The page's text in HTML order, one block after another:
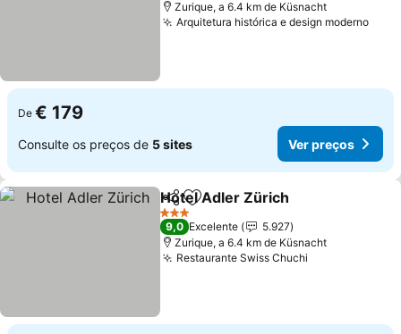
Zurique, a 6.4 km de Küsnacht
Arquitetura histórica e design modernoVer
De € 179
Consulte os preços de 5 sites Ver preços
PartilharAdicionar aos favoritos
Hotel Adler Zürich
3 Estrelas
9,0 Excelente
5.927
Zurique, a 6.4 km de Küsnacht
Restaurante Swiss Chuchi